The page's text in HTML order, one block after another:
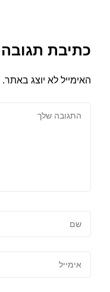
כתיבת תגובה
האימייל לא יוצג באתר.